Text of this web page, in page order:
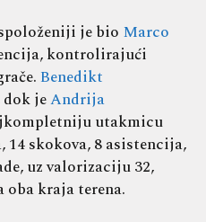
je bio Marco
kontrolirajući
Benedikt
dok jeAndrija
utakmicu
14 skokova, 8 asistencija,
uz valorizaciju 32,
kraja terena.